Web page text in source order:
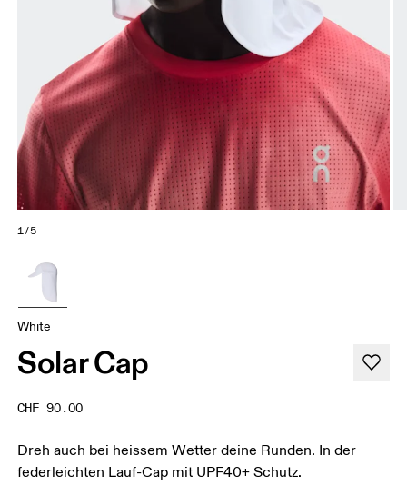
1/5
White
Solar Cap
CHF 90.00
Dreh auch bei heissem Wetter deine Runden. In der
federleichten Lauf-Cap mit UPF40+ Schutz.